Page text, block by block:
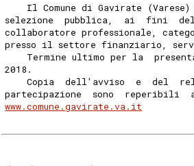
Il Comune di Gavirate
selezione  pubblica,  ai  fini
collaboratore professionale,
presso il settore finanziario,
Termine ultimo per la
2018.
Copia  dell'avviso  e  del
partecipazione  sono  reperibili
www.comune.gavirate.va.it